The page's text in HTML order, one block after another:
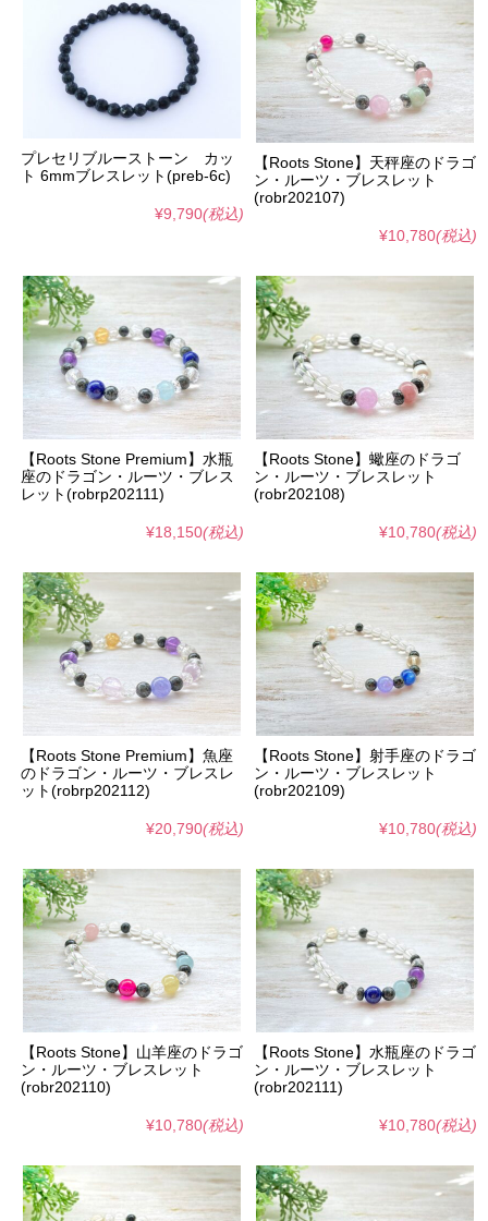
プレセリブルーストーン カッ
ト 6mmブレスレット(preb-6c)
¥9,790(税込)
【Roots Stone】天秤座のドラゴ
ン・ルーツ・ブレスレット
(robr202107)
¥10,780(税込)
【Roots Stone Premium】水瓶
座のドラゴン・ルーツ・ブレス
レット(robrp202111)
¥18,150(税込)
【Roots Stone】蠍座のドラゴ
ン・ルーツ・ブレスレット
(robr202108)
¥10,780(税込)
【Roots Stone Premium】魚座
のドラゴン・ルーツ・ブレスレ
ット(robrp202112)
¥20,790(税込)
【Roots Stone】射手座のドラゴ
ン・ルーツ・ブレスレット
(robr202109)
¥10,780(税込)
【Roots Stone】山羊座のドラゴ
ン・ルーツ・ブレスレット
(robr202110)
¥10,780(税込)
【Roots Stone】水瓶座のドラゴ
ン・ルーツ・ブレスレット
(robr202111)
¥10,780(税込)